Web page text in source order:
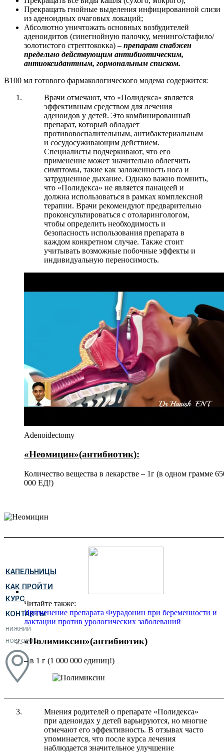
КАПЕЛЬНИЦЫ
КАК ПРОЙТИ
КУРС
КОНТАКТЫ
НИЖНИЙ
НОВГОРОД
Прекращать гнойные выделения инфицированной слизи
из аденоидных очаговых локаций;
Абсолютно уничтожать основных возбудителей
аденоидитов (синегнойную палочку, менинго/стафило/
золотистого стрептококка) – препарат снабжен
предельно действующим антибиотическим,
антиоксидантным, гормональным списком.
В100 мл готового фармакологического модема содержится:
Врачи отмечают, что «Полидекса» является
эффективным средством для лечения
аденоидов у детей. Это комбинированный
препарат, который обладает
противовоспалительным, антибактериальным
и сосудосуживающим действием.
Специалисты подчеркивают, что его
применение может значительно облегчить
симптомы, такие как заложенность носа и
затрудненное дыхание. Однако важно помнить,
что «Полидекса» не является панацеей и
должна использоваться в рамках комплексной
терапии. Врачи рекомендуют предварительно
проконсультироваться с отоларингологом,
чтобы определить необходимость и
безопасность использования препарата в
каждом конкретном случае. Также стоит
учитывать возможные побочные эффекты и
индивидуальную переносимость.
Adenoidectomy
«Неомицин»(антибиотик):
Количество вещества в лекарстве – 1г (в одном грамме
000 ЕД!)
Читайте также:
Применение препарата Фурадонин при беременности и
лактации против урологических заболеваний
«Полимиксин»(антибиотик)
– в 1 г (1 000 000 единиц!)
Мнения родителей о препарате «Полидекса»
при аденоидах у детей варьируются, но многие
отмечают его эффективность. В отзывах часто
упоминается, что после курса лечения
наблюдается значительное улучшение